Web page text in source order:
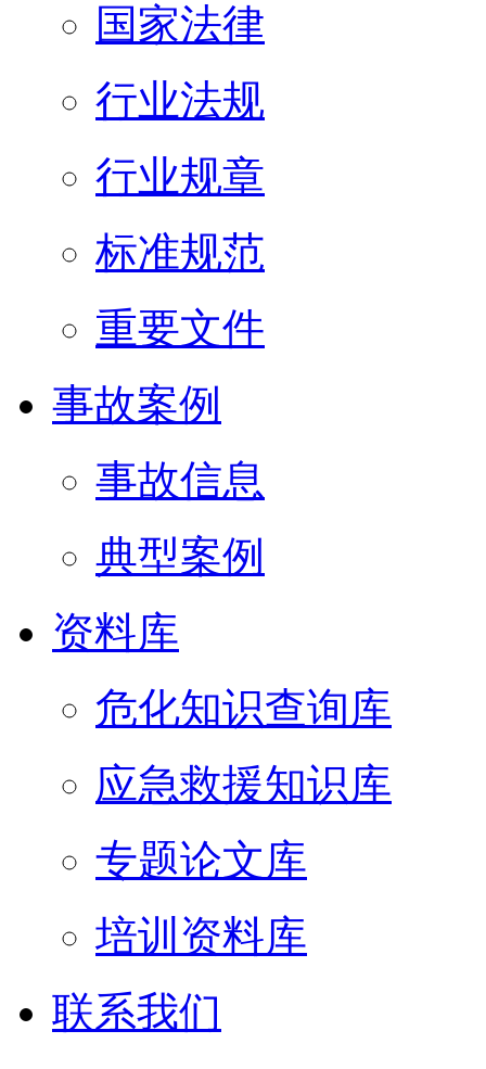
国家法律
行业法规
行业规章
标准规范
重要文件
事故案例
事故信息
典型案例
资料库
危化知识查询库
应急救援知识库
专题论文库
培训资料库
联系我们